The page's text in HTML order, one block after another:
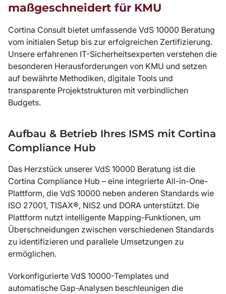
maßgeschneidert für KMU
Cortina Consult bietet umfassende VdS 10000 Beratung
vom initialen Setup bis zur erfolgreichen Zertifizierung.
Unsere erfahrenen IT-Sicherheitsexperten verstehen die
besonderen Herausforderungen von KMU und setzen
auf bewährte Methodiken, digitale Tools und
transparente Projektstrukturen mit verbindlichen
Budgets.
Aufbau & Betrieb Ihres ISMS mit Cortina
Compliance Hub
Das Herzstück unserer VdS 10000 Beratung ist die
Cortina Compliance Hub – eine integrierte All-in-One-
Plattform, die VdS 10000 neben anderen Standards wie
ISO 27001, TISAX®, NIS2 und DORA unterstützt. Die
Plattform nutzt intelligente Mapping-Funktionen, um
Überschneidungen zwischen verschiedenen Standards
zu identifizieren und parallele Umsetzungen zu
ermöglichen.
Vorkonfigurierte VdS 10000-Templates und
automatische Gap-Analysen beschleunigen die